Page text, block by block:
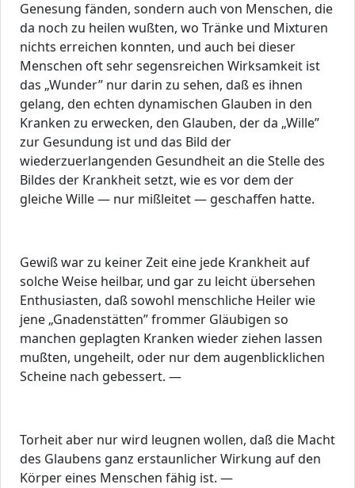
Genesung fänden, sondern auch von Menschen, die
da noch zu heilen wußten, wo Tränke und Mixturen
nichts erreichen konnten, und auch bei dieser
Menschen oft sehr segensreichen Wirksamkeit ist
das „Wunder” nur darin zu sehen, daß es ihnen
gelang, den echten dynamischen Glauben in den
Kranken zu erwecken, den Glauben, der da „Wille”
zur Gesundung ist und das Bild der
wiederzuerlangenden Gesundheit an die Stelle des
Bildes der Krankheit setzt, wie es vor dem der
gleiche Wille — nur mißleitet — geschaffen hatte.
Gewiß war zu keiner Zeit eine jede Krankheit auf
solche Weise heilbar, und gar zu leicht übersehen
Enthusiasten, daß sowohl menschliche Heiler wie
jene „Gnadenstätten” frommer Gläubigen so
manchen geplagten Kranken wieder ziehen lassen
mußten, ungeheilt, oder nur dem augenblicklichen
Scheine nach gebessert. —
Torheit aber nur wird leugnen wollen, daß die Macht
des Glaubens ganz erstaunlicher Wirkung auf den
Körper eines Menschen fähig ist. —